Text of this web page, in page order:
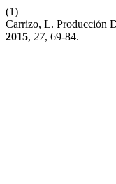
(1)
Carrizo, L. Producción
2015, 27, 69-84.